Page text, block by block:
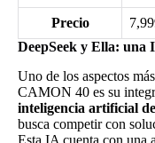
Precio
DeepSeek y Ella: una
Uno de los aspectos
CAMON 40 es su
inteligencia artificial
busca competir con
Esta IA cuenta con una